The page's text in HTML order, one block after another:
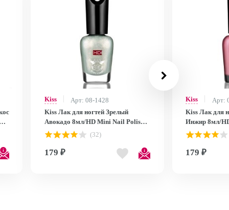
Kiss
Арт: 08-1428
Kiss Лак для ногтей Зрелый
Авокадо 8мл/HD Mini Nail Polish
MNP25
(32)
179 ₽
Kiss
Арт:
Kiss Лак для
Инжир 8мл/
MNP24
179 ₽